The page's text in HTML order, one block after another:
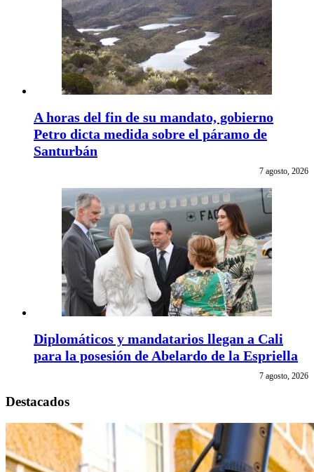
A horas del fin de su mandato, gobierno
Petro dicta medida sobre el páramo de
Santurbán
7 agosto, 2026
Diplomáticos y mandatarios llegan a Cali
para la posesión de Abelardo de la Espriella
7 agosto, 2026
Destacados